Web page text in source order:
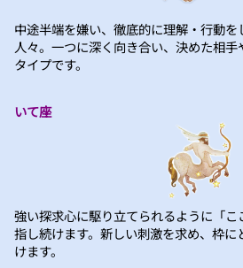
中途半端を嫌い、徹底的に理解・行動
人々。一つに深く向き合い、決めた相
タイプです。
いて座
強い探求心に駆り立てられるように「こ
指し続けます。新しい刺激を求め、枠に
けます。